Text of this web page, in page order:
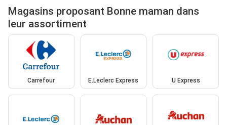
Magasins proposant Bonne maman dans
leur assortiment
Carrefour E.Leclerc Express U Express